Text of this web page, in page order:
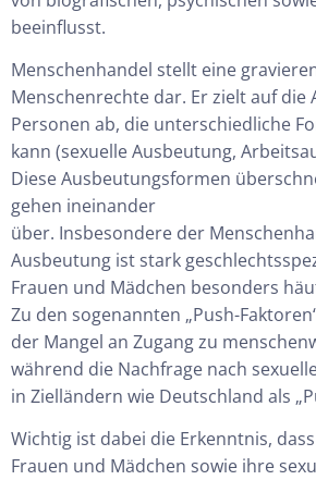
beeinflusst.
Menschenhandel stellt eine
Menschenrechte dar. Er zielt auf die
Personen ab, die unterschiedliche
kann (sexuelle Ausbeutung,
Diese Ausbeutungsformen
gehen ineinander
über. Insbesondere der
Ausbeutung ist stark
Frauen und Mädchen besonders
Zu den sogenannten „Push-
der Mangel an Zugang zu
während die Nachfrage nach
in Zielländern wie Deutschland als
Wichtig ist dabei die Erkenntnis,
Frauen und Mädchen sowie ihre